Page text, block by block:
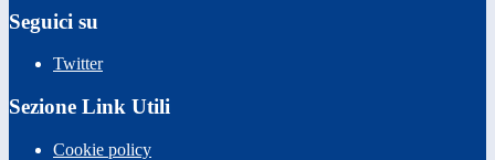
Seguici su
Twitter
Sezione Link Utili
Cookie policy